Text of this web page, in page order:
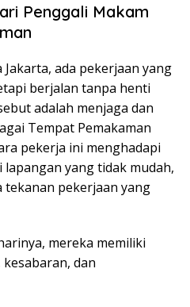
Penggali Makam
ada pekerjaan yang
berjalan tanpa henti
adalah menjaga dan
Tempat Pemakaman
pekerja ini menghadapi
yang tidak mudah,
tekanan pekerjaan yang
mereka memiliki
dan